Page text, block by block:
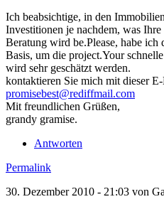
Ich beabsichtige, in den
Investitionen je nachdem, was
Beratung wird be.Please, habe ich
Basis, um die project.Your
wird sehr geschätzt werden.
kontaktieren Sie mich mit dieser
promisebest@rediffmail.com
Mit freundlichen Grüßen,
grandy gramise.
Antworten
Permalink
30. Dezember 2010 - 21:03 von